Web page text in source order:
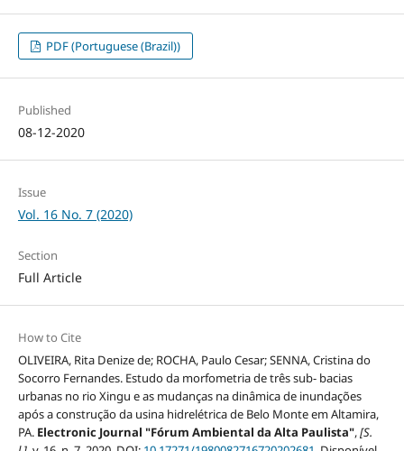
PDF (Portuguese (Brazil))
Published
08-12-2020
Issue
Vol. 16 No. 7 (2020)
Section
Full Article
How to Cite
OLIVEIRA, Rita Denize de; ROCHA, Paulo Cesar; SENNA, Cristina do
Socorro Fernandes. Estudo da morfometria de três sub- bacias
urbanas no rio Xingu e as mudanças na dinâmica de inundações
após a construção da usina hidrelétrica de Belo Monte em Altamira,
PA. Electronic Journal "Fórum Ambiental da Alta Paulista",[S.